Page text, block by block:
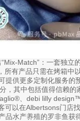
Match”：一套独立
有产品只需在烤箱中
供更多定制化服务的
，其中包括值得信赖的
、debi lilly design™
以在Albertsons门店找
品水产养殖的罗非鱼获